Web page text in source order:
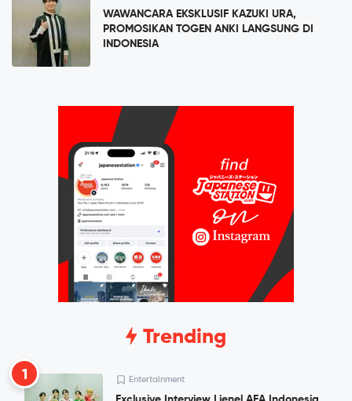
WAWANCARA EKSKLUSIF KAZUKI URA,
PROMOSIKAN TOGEN ANKI LANGSUNG DI
INDONESIA
Trending
1 Entertainment